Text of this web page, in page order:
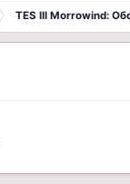
TES III Morrowind: